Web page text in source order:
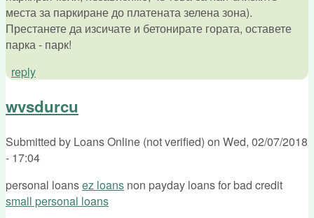
места за паркиране до платената зелена зона).
Престанете да изсичате и бетонирате гората, оставете
парка - парк!
reply
wvsdurcu
Submitted by Loans Online (not verified) on Wed, 02/07/2018
- 17:04
personal loansez loans non payday loans for bad credit
small personal loans